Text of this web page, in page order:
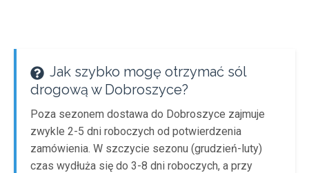
Jak szybko mogę otrzymać sól
drogową w Dobroszyce?
Poza sezonem dostawa do Dobroszyce zajmuje
zwykle 2-5 dni roboczych od potwierdzenia
zamówienia. W szczycie sezonu (grudzień-luty)
czas wydłuża się do 3-8 dni roboczych, a przy